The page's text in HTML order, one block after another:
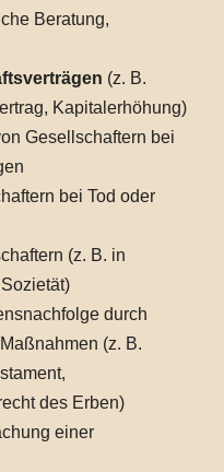
Beratung,
(z. B.
Kapitalerhöhung)
Gesellschaftern bei
bei Tod oder
(z. B. in
durch
(z. B.
des Erben)
einer